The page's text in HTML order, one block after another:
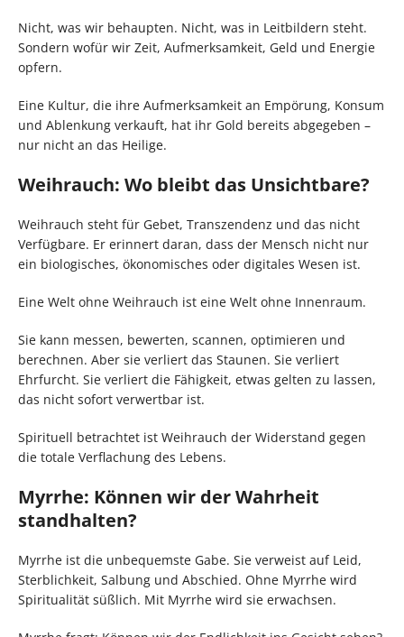
Nicht, was wir behaupten. Nicht, was in Leitbildern steht.
Sondern wofür wir Zeit, Aufmerksamkeit, Geld und Energie
opfern.
Eine Kultur, die ihre Aufmerksamkeit an Empörung, Konsum
und Ablenkung verkauft, hat ihr Gold bereits abgegeben –
nur nicht an das Heilige.
Weihrauch: Wo bleibt das Unsichtbare?
Weihrauch steht für Gebet, Transzendenz und das nicht
Verfügbare. Er erinnert daran, dass der Mensch nicht nur
ein biologisches, ökonomisches oder digitales Wesen ist.
Eine Welt ohne Weihrauch ist eine Welt ohne Innenraum.
Sie kann messen, bewerten, scannen, optimieren und
berechnen. Aber sie verliert das Staunen. Sie verliert
Ehrfurcht. Sie verliert die Fähigkeit, etwas gelten zu lassen,
das nicht sofort verwertbar ist.
Spirituell betrachtet ist Weihrauch der Widerstand gegen
die totale Verflachung des Lebens.
Myrrhe: Können wir der Wahrheit
standhalten?
Myrrhe ist die unbequemste Gabe. Sie verweist auf Leid,
Sterblichkeit, Salbung und Abschied. Ohne Myrrhe wird
Spiritualität süßlich. Mit Myrrhe wird sie erwachsen.